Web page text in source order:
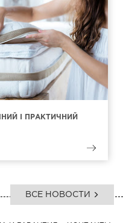
І ПРАКТИЧНИЙ
ВСЕ НОВОСТИ